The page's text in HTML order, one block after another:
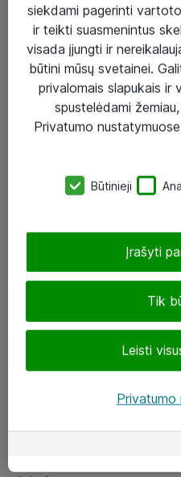
Paslaugos
Sprendimai
Įgyvendinti projektai
Atea ekspertų patarimai verslui
eShop@atea.lt
LinkedIn
siekdami pagerinti
ir teikti suasmenintus
visada įjungti ir
būtini mūsų svetainei.
privalomais slapukais ir
spustelėdami
Privatumo
Būtinieji
Tik
Leisti
Įrašyti
Privatumo